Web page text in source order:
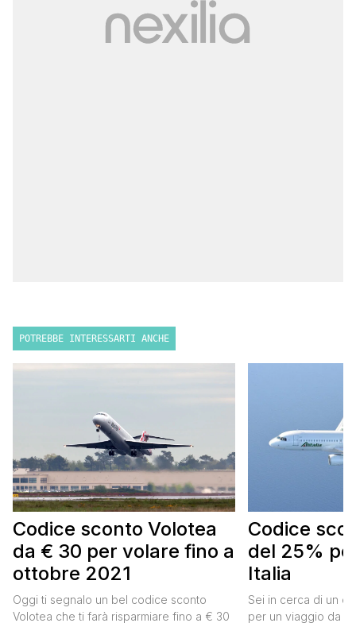
POTREBBE INTERESSARTI ANCHE
Codice sconto Volotea
da € 30 per volare fino a
ottobre 2021
Oggi ti segnalo un bel codice sconto
Volotea che ti farà risparmiare fino a € 30
Codice
del 25%
Italia
Sei in cerca di un
per un viaggio da